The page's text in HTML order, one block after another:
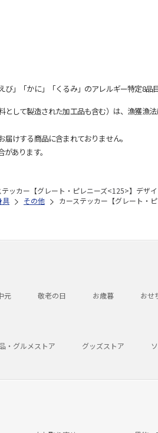
」「かに」「くるみ」のアレルギー特定8品
して製造された加工品も含む）は、漁獲漁
けする商品に含まれておりません。
あります。
テッカー【グレート・ピレニーズ<125>】デザ
具 その他 カーステッカー【グレート・
元 敬老の日 お歳暮 おせ
・グルメストア グッズストア